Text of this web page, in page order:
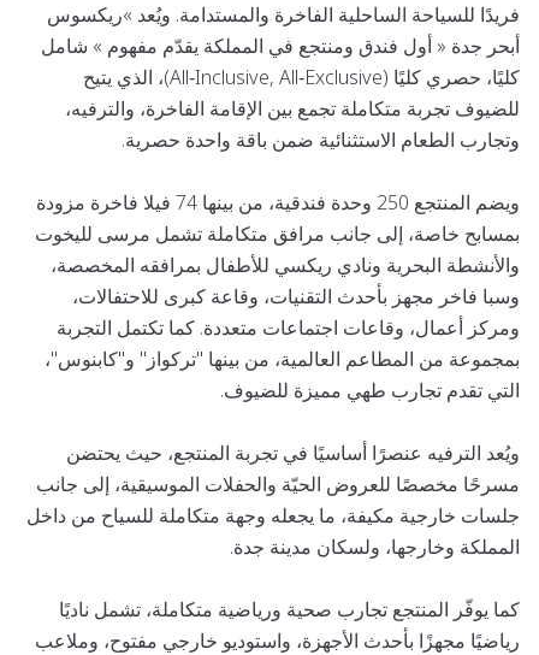
فريدًا للسياحة الساحلية الفاخرة والمستدامة. ويُعد »ريكسوس
أبحر جدة « أول فندق ومنتجع في المملكة يقدّم مفهوم » شامل
كليًا، حصري كليًا (All‑Inclusive, All‑Exclusive)، الذي يتيح
للضيوف تجربة متكاملة تجمع بين الإقامة الفاخرة، والترفيه،
وتجارب الطعام الاستثنائية ضمن باقة واحدة حصرية.
ويضم المنتجع 250 وحدة فندقية، من بينها 74 فيلا فاخرة مزودة
بمسابح خاصة، إلى جانب مرافق متكاملة تشمل مرسى لليخوت
والأنشطة البحرية ونادي ريكسي للأطفال بمرافقه المخصصة،
وسبا فاخر مجهز بأحدث التقنيات، وقاعة كبرى للاحتفالات،
ومركز أعمال، وقاعات اجتماعات متعددة. كما تكتمل التجربة
بمجموعة من المطاعم العالمية، من بينها "تركواز" و"كابنوس"،
التي تقدم تجارب طهي مميزة للضيوف.
ويُعد الترفيه عنصرًا أساسيًا في تجربة المنتجع، حيث يحتضن
مسرحًا مخصصًا للعروض الحيّة والحفلات الموسيقية، إلى جانب
جلسات خارجية مكيفة، ما يجعله وجهة متكاملة للسياح من داخل
المملكة وخارجها، ولسكان مدينة جدة.
كما يوفّر المنتجع تجارب صحية ورياضية متكاملة، تشمل ناديًا
رياضيًا مجهزًا بأحدث الأجهزة، واستوديو خارجي مفتوح، وملاعب